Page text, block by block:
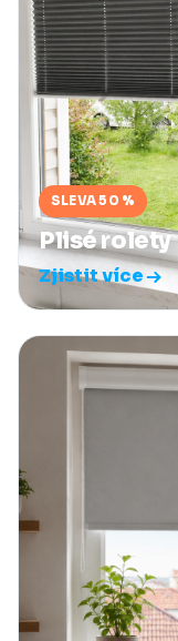
SLEVA 50 %
Plisé rolety
Zjistit více